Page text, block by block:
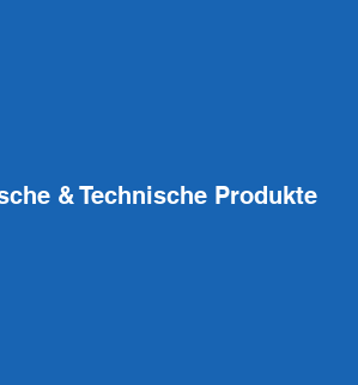
& Technische Produkte